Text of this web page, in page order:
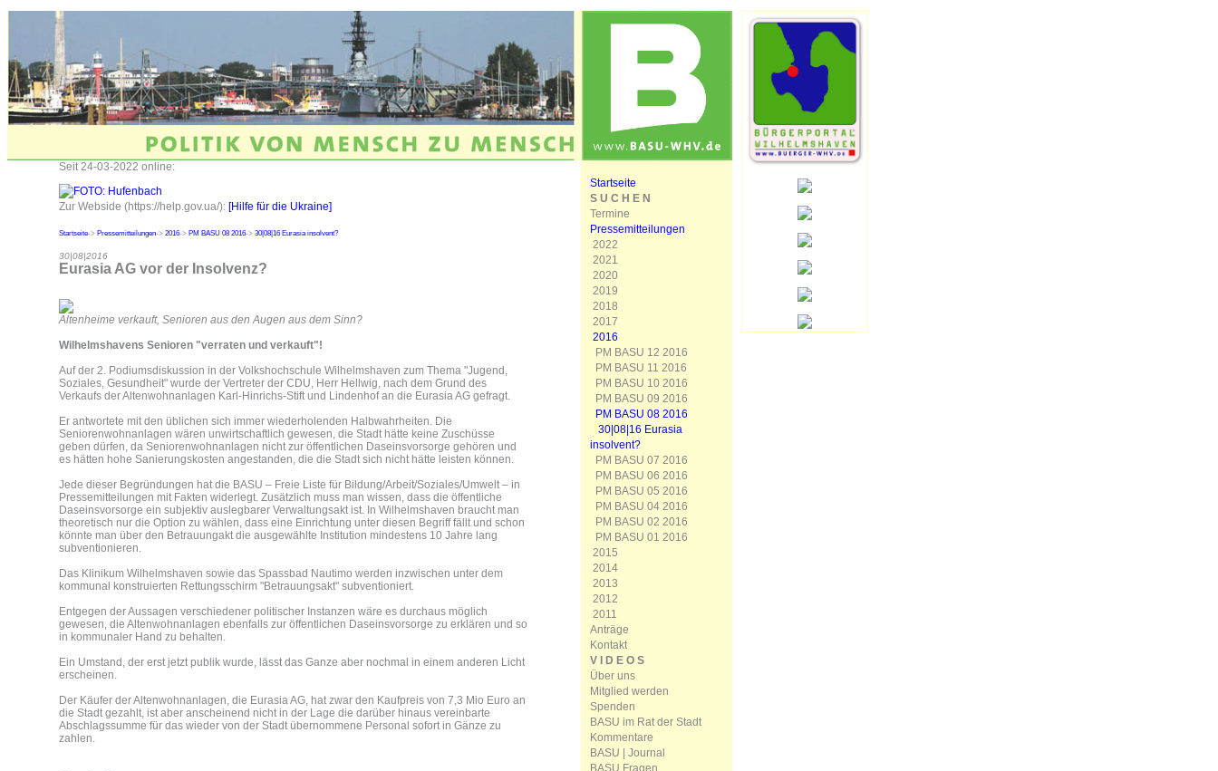
Seit 24-03-2022 online:
Zur Webside (https://help.gov.ua/): [Hilfe für die Ukraine]
Startseite-> Pressemitteilungen-> 2016-> PM BASU 08 2016-> 30|08|16 Eurasia insolvent?
30|08|2016
Eurasia AG vor der Insolvenz?
Altenheime verkauft, Senioren aus den Augen aus dem Sinn?
Wilhelmshavens Senioren "verraten und verkauft"!
Auf der 2. Podiumsdiskussion in der Volkshochschule Wilhelmshaven zum Thema "Jugend,
Soziales, Gesundheit" wurde der Vertreter der CDU, Herr Hellwig, nach dem Grund des
Verkaufs der Altenwohnanlagen Karl-Hinrichs-Stift und Lindenhof an die Eurasia AG gefragt.
Er antwortete mit den üblichen sich immer wiederholenden Halbwahrheiten. Die
Seniorenwohnanlagen wären unwirtschaftlich gewesen, die Stadt hätte keine Zuschüsse
geben dürfen, da Seniorenwohnanlagen nicht zur öffentlichen Daseinsvorsorge gehören und
es hätten hohe Sanierungskosten angestanden, die die Stadt sich nicht hätte leisten können.
Jede dieser Begründungen hat die BASU – Freie Liste für Bildung/Arbeit/Soziales/Umwelt – in
Pressemitteilungen mit Fakten widerlegt. Zusätzlich muss man wissen, dass die öffentliche
Daseinsvorsorge ein subjektiv auslegbarer Verwaltungsakt ist. In Wilhelmshaven braucht man
theoretisch nur die Option zu wählen, dass eine Einrichtung unter diesen Begriff fällt und schon
könnte man über den Betrauungakt die ausgewählte Institution mindestens 10 Jahre lang
subventionieren.
Das Klinikum Wilhelmshaven sowie das Spassbad Nautimo werden inzwischen unter dem
kommunal konstruierten Rettungsschirm "Betrauungsakt" subventioniert.
Entgegen der Aussagen verschiedener politischer Instanzen wäre es durchaus möglich
gewesen, die Altenwohnanlagen ebenfalls zur öffentlichen Daseinsvorsorge zu erklären und so
in kommunaler Hand zu behalten.
Ein Umstand, der erst jetzt publik wurde, lässt das Ganze aber nochmal in einem anderen Licht
erscheinen.
Der Käufer der Altenwohnanlagen, die Eurasia AG, hat zwar den Kaufpreis von 7,3 Mio Euro an
die Stadt gezahlt, ist aber anscheinend nicht in der Lage die darüber hinaus vereinbarte
Abschlagssumme für das wieder von der Stadt übernommene Personal sofort in Gänze zu
zahlen.
Startseite
S U C H E N
Termine
Pressemitteilungen
2022
2021
2020
2019
2018
2017
2016
PM BASU 12 2016
PM BASU 11 2016
PM BASU 10 2016
PM BASU 09 2016
PM BASU 08 2016
30|08|16 Eurasia
insolvent?
PM BASU 07 2016
PM BASU 06 2016
PM BASU 05 2016
PM BASU 04 2016
PM BASU 02 2016
PM BASU 01 2016
2015
2014
2013
2012
2011
Anträge
Kontakt
V I D E O S
Über uns
Mitglied werden
Spenden
BASU im Rat der Stadt
Kommentare
BASU | Journal
BASU Fragen